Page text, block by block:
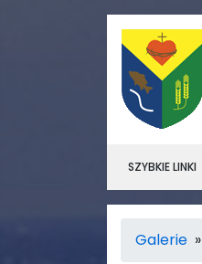
SZYBKIE LINKI
Galerie »